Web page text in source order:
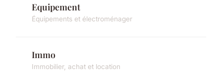
Equipement
Équipements et électroménager
Immo
Immobilier, achat et location